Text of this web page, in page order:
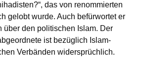
das von renommierten
gelobt wurde. Auch befürwortet er
über den politischen Islam. Der
ist bezüglich Islam-
Verbänden widersprüchlich.